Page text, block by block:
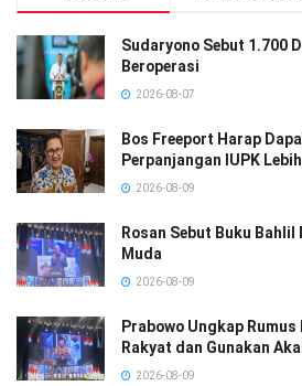
Sudaryono Sebut 1.700
Beroperasi
2026-08-07
Bos Freeport Harap
Perpanjangan IUPK
2026-08-09
Rosan Sebut Buku
Muda
2026-08-09
Prabowo Ungkap
Rakyat dan Gunakan
2026-08-09